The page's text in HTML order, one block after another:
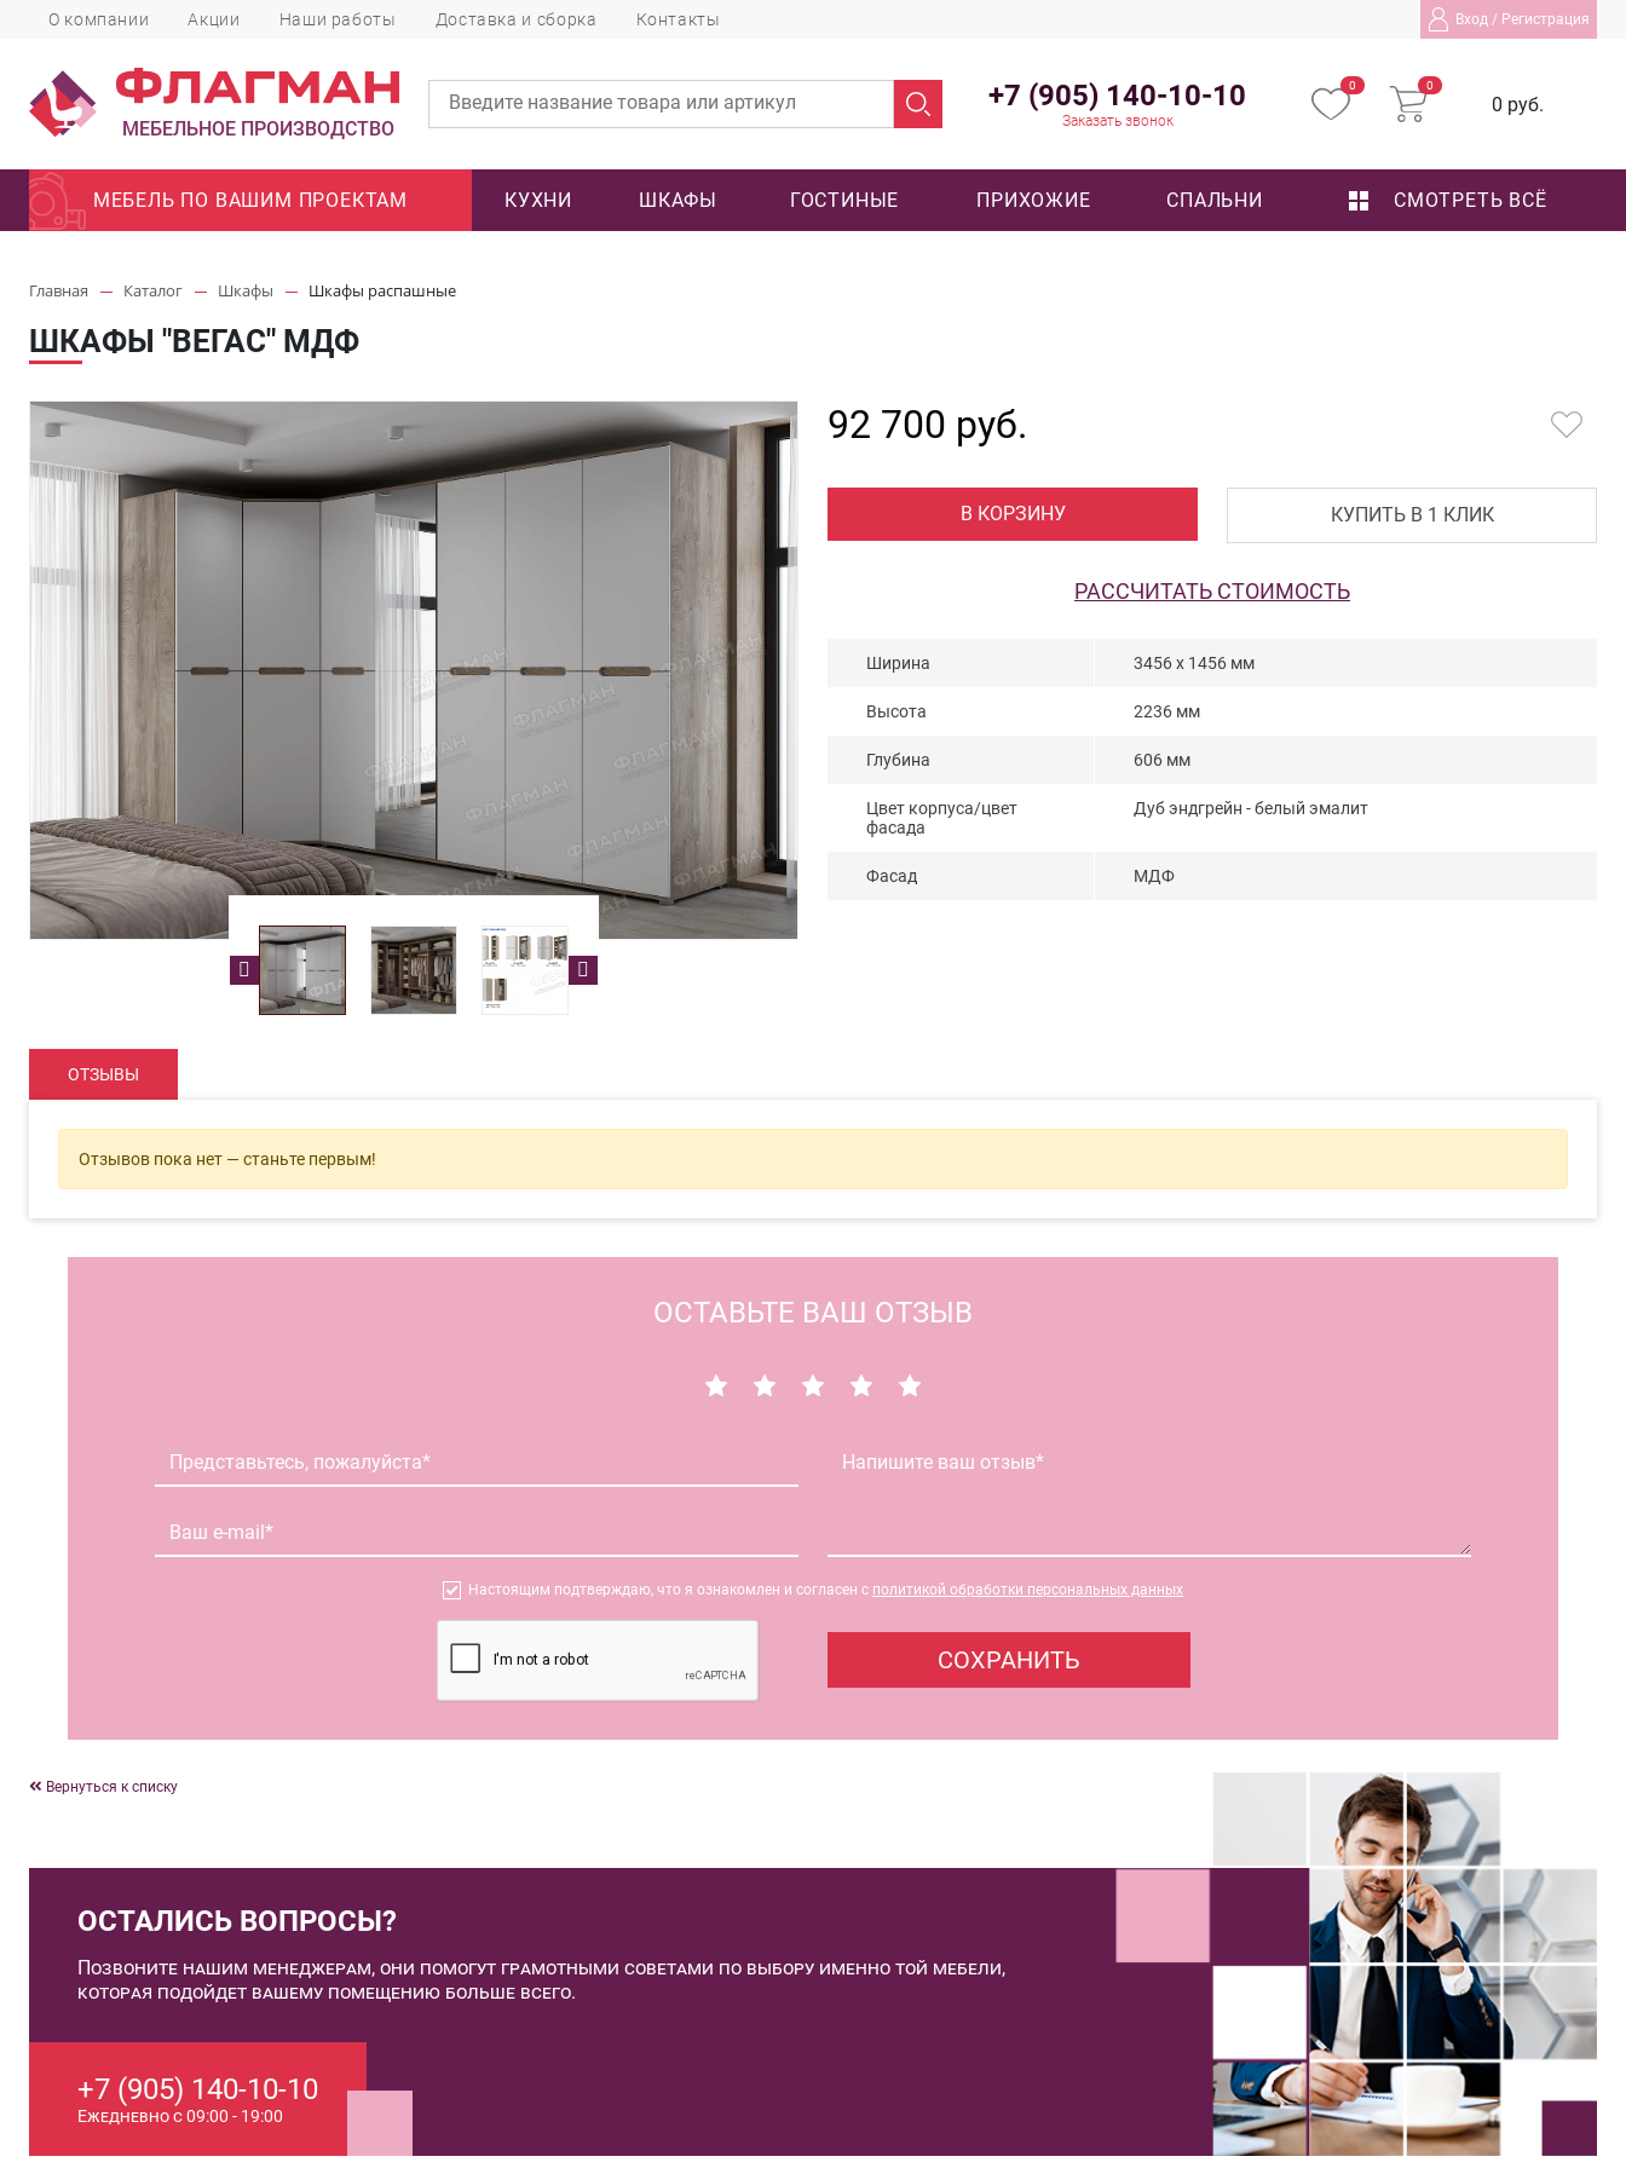
О компании Акции Наши работы Доставка и сборка Контакты Вход / Регистрация
МЕБЕЛЬНОЕ ПРОИЗВОДСТВО
+7 (905) 140-10-10
Заказать звонок
0 0
0 руб.
МЕБЕЛЬ ПО ВАШИМ ПРОЕКТАМ КУХНИ ШКАФЫ ГОСТИНЫЕ ПРИХОЖИЕ СПАЛЬНИ СМОТРЕТЬ ВСЁ
Главная Каталог Шкафы Шкафы распашные
ШКАФЫ "ВЕГАС" МДФ
92 700 руб.
РАССЧИТАТЬ СТОИМОСТЬ
В КОРЗИНУ КУПИТЬ В 1 КЛИК
Ширина 3456 х 1456 мм
Высота 2236 мм
Глубина 606 мм
Цвет корпуса/цвет
фасада
Дуб эндгрейн - белый эмалит
Фасад МДФ
ОТЗЫВЫ
Отзывов пока нет — станьте первым!
ОСТАВЬТЕ ВАШ ОТЗЫВ
Настоящим подтверждаю, что я ознакомлен и согласен с политикой обработки персональных данных
Вернуться к списку
ОСТАЛИСЬ ВОПРОСЫ?
Позвоните нашим менеджерам, они помогут грамотными советами по выбору именно той мебели,
которая подойдет вашему помещению больше всего.
+7 (905) 140-10-10
Ежедневно с 09:00 - 19:00